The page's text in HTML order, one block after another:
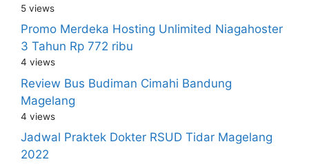
5 views
Promo Merdeka Hosting Unlimited Niagahoster
3 Tahun Rp 772 ribu
4 views
Review Bus Budiman Cimahi Bandung
Magelang
4 views
Jadwal Praktek Dokter RSUD Tidar Magelang
2022